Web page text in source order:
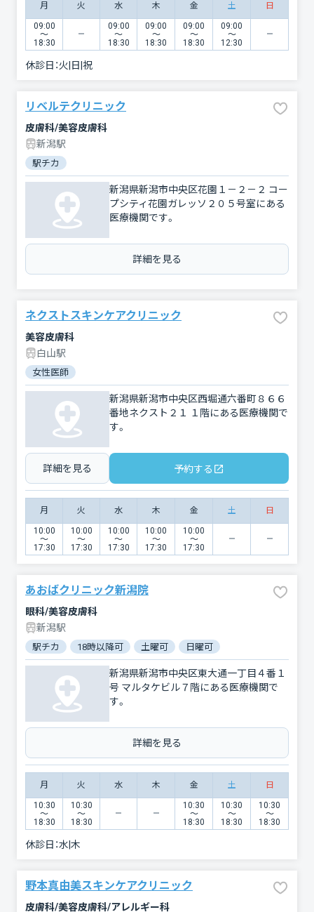
月 火 水 木 金 土 日
09:00
〜
18:30
09:00
〜
18:30
09:00
〜
18:30
09:00
〜
18:30
09:00
〜
12:30
休診日：火|日|祝
リベルテクリニック
皮膚科/美容皮膚科
新潟駅
駅チカ
新潟県新潟市中央区花園１－２－２ コー
プシティ花園ガレッソ２０５号室にある
医療機関です。
詳細を見る
ネクストスキンケアクリニック
美容皮膚科
白山駅
女性医師
新潟県新潟市中央区西堀通六番町８６６
番地ネクスト２１ １階にある医療機関で
す。
詳細を見る 予約する
月 火 水 木 金 土 日
10:00
〜
17:30
10:00
〜
17:30
10:00
〜
17:30
10:00
〜
17:30
10:00
〜
17:30
あおばクリニック新潟院
眼科/美容皮膚科
新潟駅
駅チカ 18時以降可 土曜可 日曜可
新潟県新潟市中央区東大通一丁目４番１
号 マルタケビル７階にある医療機関で
す。
詳細を見る
月 火 水 木 金 土 日
10:30
〜
18:30
10:30
〜
18:30
10:30
〜
18:30
10:30
〜
18:30
10:30
〜
18:30
休診日：水|木
野本真由美スキンケアクリニック
皮膚科/美容皮膚科/アレルギー科